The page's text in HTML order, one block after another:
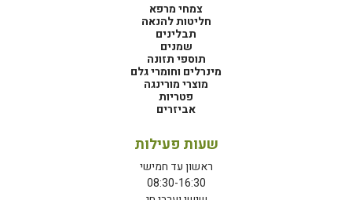
צמחי מרפא
חליטות להנאה
תבלינים
שמנים
תוספי תזונה
מינרלים וחומרי גלם
מוצרי מורינגה
פטריות
אביזרים
שעות פעילות
ראשון עד חמישי
08:30-16:30